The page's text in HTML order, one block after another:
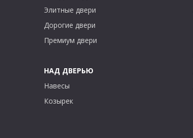
Элитные двери
Дорогие двери
Премиум двери
НАД ДВЕРЬЮ
Навесы
Козырек